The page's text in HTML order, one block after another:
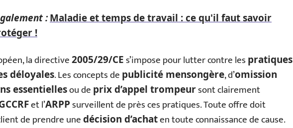
:Maladie et temps de travail : ce qu'il faut savoir
!
la directive2005/29/CEs’impose pour lutter contre les pratiques
déloyales. Les concepts de publicité mensongère, d’omission
essentiellesou de prix d’appel trompeursont clairement
et l’ARPPsurveillent de près ces pratiques. Toute offre doit
de prendre unedécision d’achaten toute connaissance de cause.